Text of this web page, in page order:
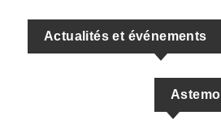
Actualités et événements
Astemo